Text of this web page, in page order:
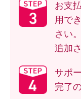
お支
用で
さい
追加
サポ
完了